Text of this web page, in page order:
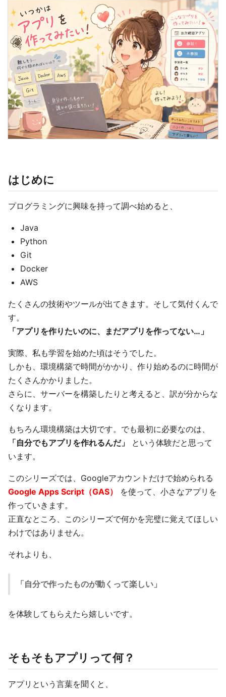
はじめに
プログラミングに興味を持って調べ始めると、
Java
Python
Git
Docker
AWS
たくさんの技術やツールが出てきます。そして気付くんで
す。
「アプリを作りたいのに、まだアプリを作ってない…」
実際、私も学習を始めた頃はそうでした。
しかも、環境構築で時間がかかり、作り始めるのに時間が
たくさんかかりました。
さらに、サーバーを構築したりと考えると、訳が分からな
くなります。
もちろん環境構築は大切です。でも最初に必要なのは、
「自分でもアプリを作れるんだ」
という体験だと思って
います。
このシリーズでは、Googleアカウントだけで始められる
Google Apps Script（GAS）
を使って、小さなアプリを
作っていきます。
正直なところ、このシリーズで何かを完璧に覚えてほしい
わけではありません。
それよりも、
「自分で作ったものが動くって楽しい」
を体験してもらえたら嬉しいです。
そもそもアプリって何？
アプリという言葉を聞くと、